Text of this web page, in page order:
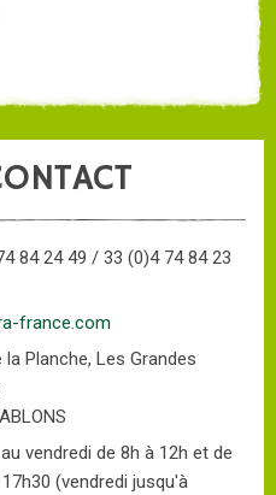
84 24 49 / 33 (0)4 74 84 23
france.com
la Planche, Les Grandes
vendredi de 8h à 12h et de
(vendredi jusqu'à